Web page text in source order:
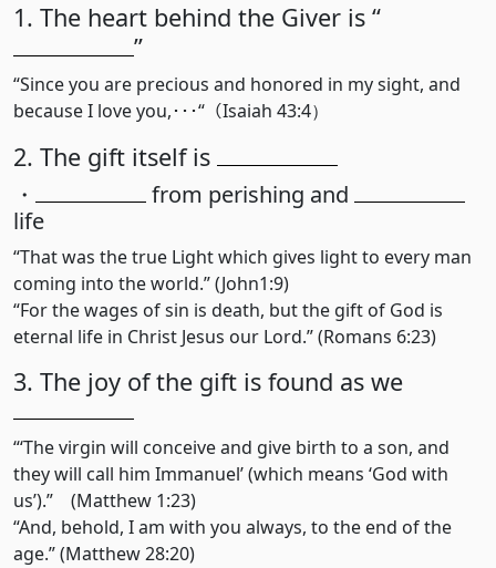
1. The heart behind the Giver is “
”
“Since you are precious and honored in my sight, and
because I love you,･･･“（Isaiah 43:4）
2. The gift itself is
・
from perishing and
life
“That was the true Light which gives light to every man
coming into the world.” (John1:9)
“For the wages of sin is death, but the gift of God is
eternal life in Christ Jesus our Lord.” (Romans 6:23)
3. The joy of the gift is found as we
“‘The virgin will conceive and give birth to a son, and
they will call him Immanuel’ (which means ‘God with
us’).” (Matthew 1:23)
“And, behold, I am with you always, to the end of the
age.” (Matthew 28:20)